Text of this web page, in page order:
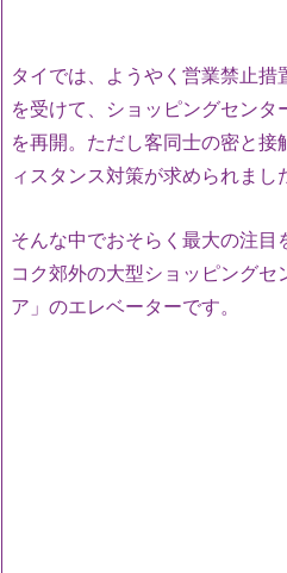
タイでは、ようやく営業禁止措
を受けて、ショッピングセン
を再開。ただし客同士の密と
ィスタンス対策が求められまし
そんな中でおそらく最大の注目
コク郊外の大型ショッピングセ
ア」のエレベーターです。